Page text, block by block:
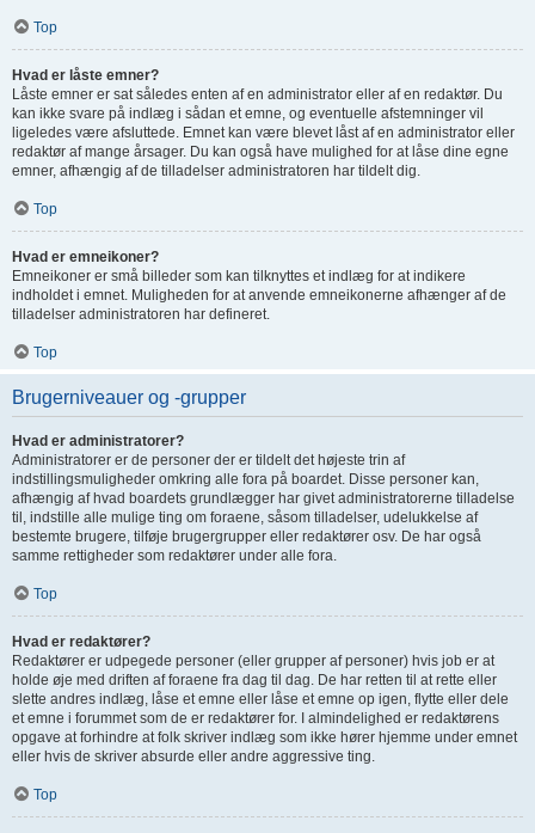
Top
Hvad er låste emner?
Låste emner er sat således enten af en administrator eller af en redaktør. Du
kan ikke svare på indlæg i sådan et emne, og eventuelle afstemninger vil
ligeledes være afsluttede. Emnet kan være blevet låst af en administrator eller
redaktør af mange årsager. Du kan også have mulighed for at låse dine egne
emner, afhængig af de tilladelser administratoren har tildelt dig.
Top
Hvad er emneikoner?
Emneikoner er små billeder som kan tilknyttes et indlæg for at indikere
indholdet i emnet. Muligheden for at anvende emneikonerne afhænger af de
tilladelser administratoren har defineret.
Top
Brugerniveauer og -grupper
Hvad er administratorer?
Administratorer er de personer der er tildelt det højeste trin af
indstillingsmuligheder omkring alle fora på boardet. Disse personer kan,
afhængig af hvad boardets grundlægger har givet administratorerne tilladelse
til, indstille alle mulige ting om foraene, såsom tilladelser, udelukkelse af
bestemte brugere, tilføje brugergrupper eller redaktører osv. De har også
samme rettigheder som redaktører under alle fora.
Top
Hvad er redaktører?
Redaktører er udpegede personer (eller grupper af personer) hvis job er at
holde øje med driften af foraene fra dag til dag. De har retten til at rette eller
slette andres indlæg, låse et emne eller låse et emne op igen, flytte eller dele
et emne i forummet som de er redaktører for. I almindelighed er redaktørens
opgave at forhindre at folk skriver indlæg som ikke hører hjemme under emnet
eller hvis de skriver absurde eller andre aggressive ting.
Top